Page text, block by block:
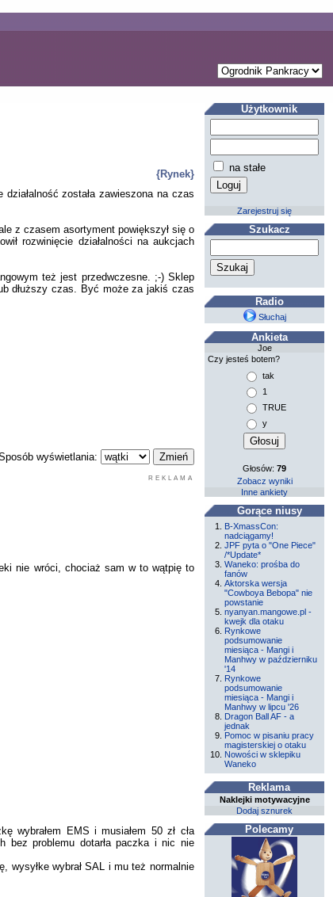
{Rynek}
została zawieszona na czas
z czasem asortyment powiększył się o
rozwinięcie działalności na aukcjach
też jest przedwczesne. ;-) Sklep
dłuższy czas. Być może za jakiś czas
wyświetlania:
REKLAMA
nie wróci, chociaż sam w to wątpię to
wybrałem EMS i musiałem 50 zł cła
bez problemu dotarła paczka i nic nie
wysyłke wybrał SAL i mu też normalnie
Użytkownik
na stałe
Zarejestruj się
Szukacz
Radio
Słuchaj
Ankieta
Joe
Czy jesteś botem?
tak
1
TRUE
y
Głosów:79
Zobacz wyniki
Inne ankiety
Gorące niusy
B-XmassCon:
nadciągamy!
JPF pyta o "One Piece"
/*Update*
Waneko: prośba do
fanów
Aktorska wersja
"Cowboya Bebopa" nie
powstanie
nyanyan.mangowe.pl -
kwejk dla otaku
Rynkowe
podsumowanie
miesiąca - Mangi i
Manhwy w październiku
'14
Rynkowe
podsumowanie
miesiąca - Mangi i
Manhwy w lipcu '26
Dragon Ball AF - a
jednak
Pomoc w pisaniu pracy
magisterskiej o otaku
Nowości w sklepiku
Waneko
Reklama
Naklejki motywacyjne
Dodaj sznurek
Polecamy